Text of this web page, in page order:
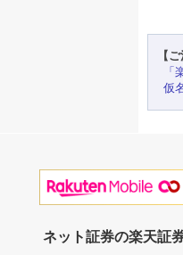
【
「
仮
ネット証券の楽天証